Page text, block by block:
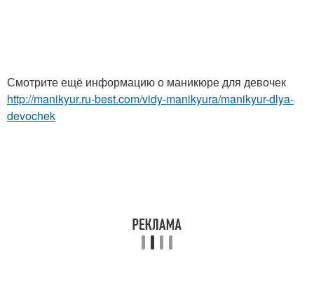
Смотрите ещё информацию о маникюре для девочек
http://manikyur.ru-best.com/vidy-manikyura/manikyur-dlya-
devochek